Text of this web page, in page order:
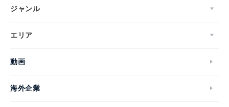
ジャンル
エリア
動画
海外企業